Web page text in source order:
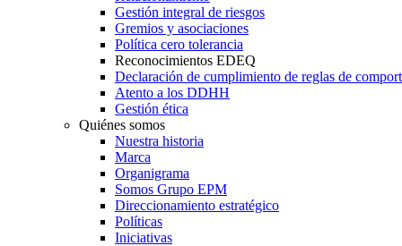
Gestión integral de riesgos
Gremios y asociaciones
Política cero tolerancia
Reconocimientos EDEQ
Declaración de cumplimiento de reglas de
Atento a los DDHH
Gestión ética
Quiénes somos
Nuestra historia
Marca
Organigrama
Somos Grupo EPM
Direccionamiento estratégico
Políticas
Iniciativas